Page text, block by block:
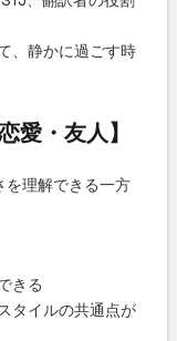
、静かに過ごす時
愛・友人】
を理解できる一方
きる
タイルの共通点が